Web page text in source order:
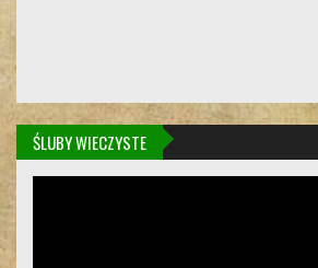
ŚLUBY WIECZYSTE